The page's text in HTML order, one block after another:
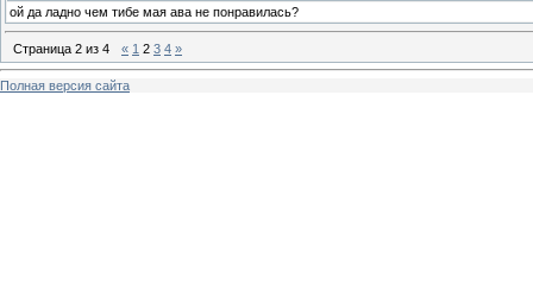
ой да ладно чем тибе мая ава не понравилась?
Страница 2 из 4 « 1 2 3 4 »
Полная версия сайта